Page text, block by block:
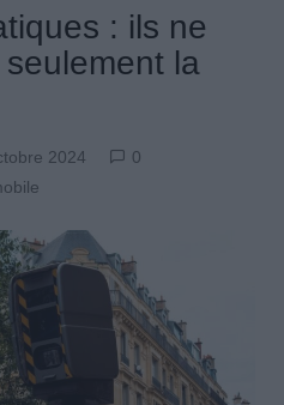
: ils ne
la
2024
0